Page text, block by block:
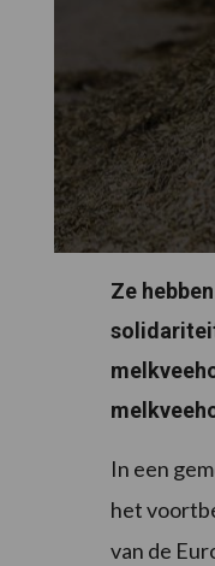
Ze
In een
het
van de